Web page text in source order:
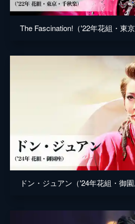
The Fascination!（'22年花組・東京
ドン・ジュアン（'24年花組・御園